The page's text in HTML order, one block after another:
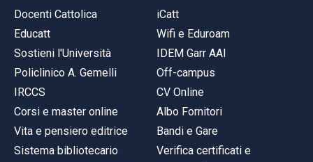
Docenti Cattolica
Educatt
Sostieni l'Università
Policlinico A. Gemelli
IRCCS
Corsi e master online
Vita e pensiero editrice
Sistema bibliotecario
iCatt
Wifi e Eduroam
IDEM Garr AAI
Off-campus
CV Online
Albo Fornitori
Bandi e Gare
Verifica certificati e